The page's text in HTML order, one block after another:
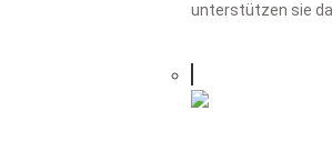
unterstützen sie